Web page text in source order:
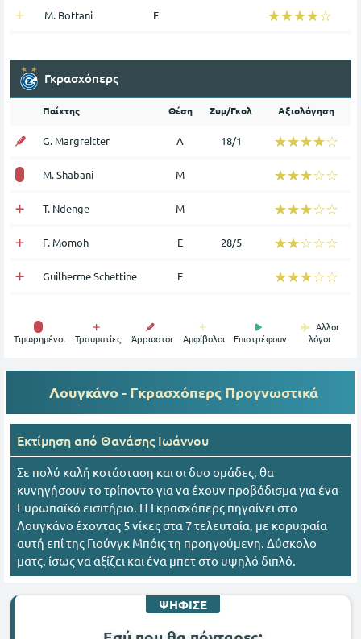
M. Bottani Ε ☆☆☆☆☆
★★★★★
Γκρασχόπερς
Παίχτης Θέση Συμ/Γκολ Αξιολόγηση
G. Margreitter Α 18/1 ☆☆☆☆☆
★★★★★
M. Shabani Μ ☆☆☆☆☆
★★★★★
T. Ndenge Μ ☆☆☆☆☆
★★★★★
F. Momoh Ε 28/5 ☆☆☆☆☆
★★★★★
Guilherme Schettine Ε ☆☆☆☆☆
★★★★★
Tιμωρημένοι Τραυματίες Άρρωστοι Αμφίβολοι Επιστρέφουν
Άλλοι
λόγοι
Λουγκάνο - Γκρασχόπερς Προγνωστικά
Εκτίμηση από Θανάσης Ιωάννου
Σε πολύ καλή κστάσταση και οι δυο ομάδες, θα
κυνηγήσουν το τρίποντο για να έχουν προβάδισμα για ένα
Ευρωπαϊκό εισιτήριο. Η Γκρασχόπερς πηγαίνει στο
Λουγκάνο έχοντας 5 νίκες στα 7 τελευταία, με κορυφαία
αυτή επί της Γιούνγκ Μπόις τη προηγούμενη. Δύσκολο
ματς, ίσως να αξίζει και ένα μπετ στο υψηλό διπλό.
ΨΗΦΙΣΕ